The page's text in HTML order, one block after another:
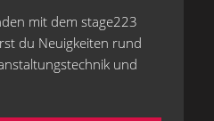
mit dem stage223
du Neuigkeiten rund
und